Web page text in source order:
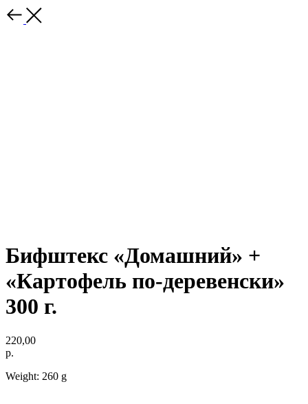
Бифштекс «Домашний» +
«Картофель по-деревенски»
300 г.
220,00
р.
Weight: 260 g